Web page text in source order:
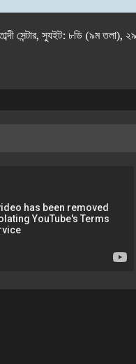
শতাব্দী সেন্টার, স্যুইট: ৮ডি